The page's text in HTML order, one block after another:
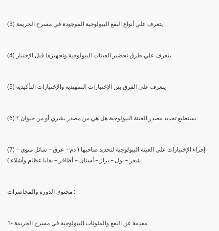
(3) يتعرف علي أنواع البقع البيولوجية الموجودة في مسرح الجريمة
(4) يتعرف علي طرق تحضير العينات البيولوجية وتجهيزها قبل الإختبار
(5) يتعرف علي الفرق بين الإختبارات التمهيدية والإختبارات التأكيدية
(6) يستطيع تحديد مصدر العينة البيولوجية هل هي من مصدر بشري أو من حيوان ؟
(7) إجراء الإختبارات علي العينة البيولوجية لتحديد صاحبها ( دم – عرق – سائل منوي –
شعر – بول – براز – أسنان – أظافر – بقايا عظام وأشلاء )
محتوي الدورة والمحاضرات :
1- مقدمة عن البقع والملوثات البيولوجية في مسرح الجريمة